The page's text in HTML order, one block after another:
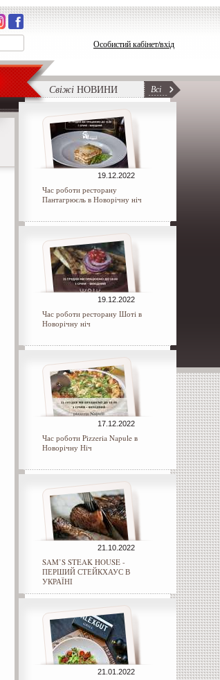
Особистий кабінет/вхід
Свіжі НОВИНИ Всі
19.12.2022
Час роботи ресторану
Пантагрюєль в Новорічну ніч
19.12.2022
Час роботи ресторану Шоті в
Новорічну ніч
17.12.2022
Час роботи Pizzeria Napule в
Новорічну Ніч
21.10.2022
SAM’S STEAK HOUSE -
ПЕРШИЙ СТЕЙКХАУС В
УКРАЇНІ
21.01.2022